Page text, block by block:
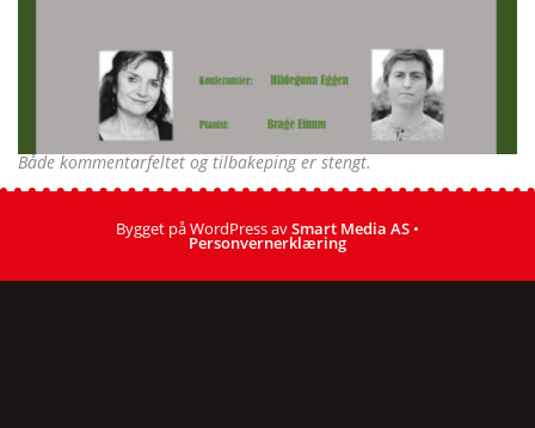
Både kommentarfeltet og tilbakeping er stengt.
Bygget på WordPress avSmart Media AS •
Personvernerklæring